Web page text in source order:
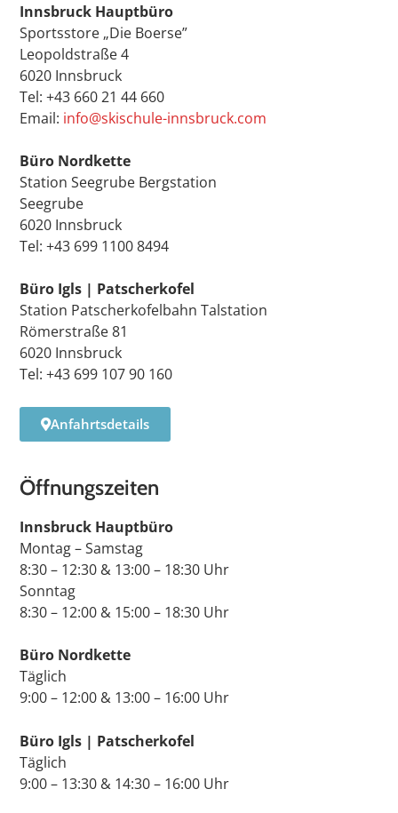
Innsbruck Hauptbüro
Sportsstore „Die Boerse”
Leopoldstraße 4
6020 Innsbruck
Tel: +43 660 21 44 660
Email: info@skischule-innsbruck.com
Büro Nordkette
Station Seegrube Bergstation
Seegrube
6020 Innsbruck
Tel: +43 699 1100 8494
Büro Igls | Patscherkofel
Station Patscherkofelbahn Talstation
Römerstraße 81
6020 Innsbruck
Tel: +43 699 107 90 160
Anfahrtsdetails
Öffnungszeiten
Innsbruck Hauptbüro
Montag – Samstag
8:30 – 12:30 & 13:00 – 18:30 Uhr
Sonntag
8:30 – 12:00 & 15:00 – 18:30 Uhr
Büro Nordkette
Täglich
9:00 – 12:00 & 13:00 – 16:00 Uhr
Büro Igls | Patscherkofel
Täglich
9:00 – 13:30 & 14:30 – 16:00 Uhr